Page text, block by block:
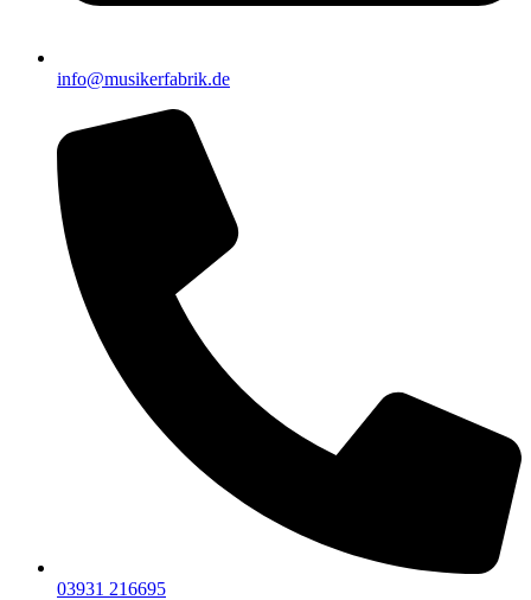
info@musikerfabrik.de
03931 216695